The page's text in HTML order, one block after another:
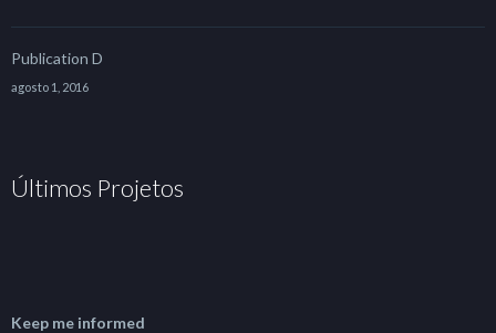
Publication D
agosto 1, 2016
Últimos Projetos
Keep me informed